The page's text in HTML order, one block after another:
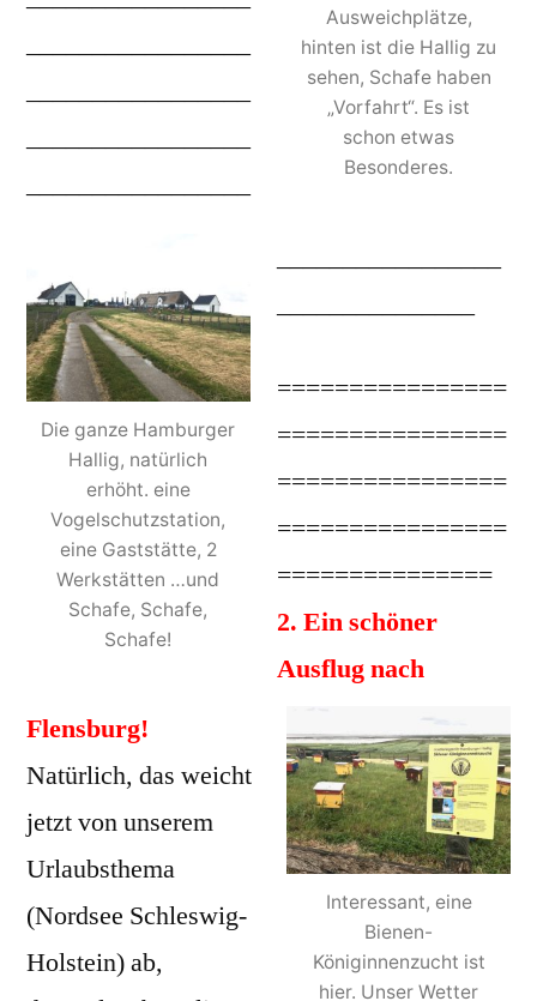
Ausweichplätze,
hinten ist die Hallig zu
sehen, Schafe haben
„Vorfahrt“. Es ist
schon etwas
Besonderes.
Die ganze Hamburger
Hallig, natürlich
erhöht. eine
Vogelschutzstation,
eine Gaststätte, 2
Werkstätten …und
Schafe, Schafe,
Schafe!
Interessant, eine
Bienen-
Königinnenzucht ist
hier. Unser Wetter
================
================
================
================
===============
2. Ein schöner
Ausflug nach
Flensburg!
Natürlich, das weicht
jetzt von unserem
Urlaubsthema
(Nordsee Schleswig-
Holstein) ab,